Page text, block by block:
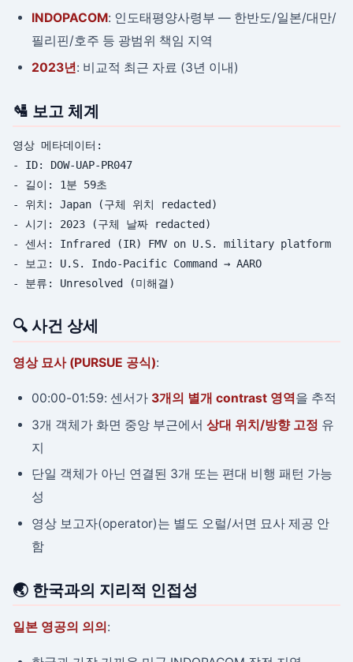
INDOPACOM: 인도태평양사령부 — 한반도/일본/대만/
필리핀/호주 등 광범위 책임 지역
2023년: 비교적 최근 자료 (3년 이내)
🛂 보고 체계
영상 메타데이터:
- ID: DOW-UAP-PR047
- 길이: 1분 59초
- 위치: Japan (구체 위치 redacted)
- 시기: 2023 (구체 날짜 redacted)
- 센서: Infrared (IR) FMV on U.S. military platform
- 보고: U.S. Indo-Pacific Command → AARO
🔍 사건 상세
영상 묘사 (PURSUE 공식):
00:00-01:59: 센서가 3개의 별개 contrast 영역을 추적
3개 객체가 화면 중앙 부근에서 상대 위치/방향 고정 유
지
단일 객체가 아닌 연결된 3개 또는 편대 비행 패턴 가능
성
영상 보고자(operator)는 별도 오럴/서면 묘사 제공 안
함
🌏 한국과의 지리적 인접성
일본 영공의 의의: